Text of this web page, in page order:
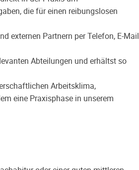
die für einen reibungslosen
externen Partnern per Telefon, E-Mail
Abteilungen und erhältst so
Arbeitsklima,
eine Praxisphase in unserem